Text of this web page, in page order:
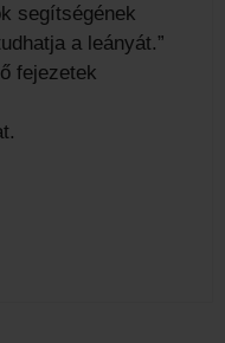
segítségének
a leányát.”
fejezetek